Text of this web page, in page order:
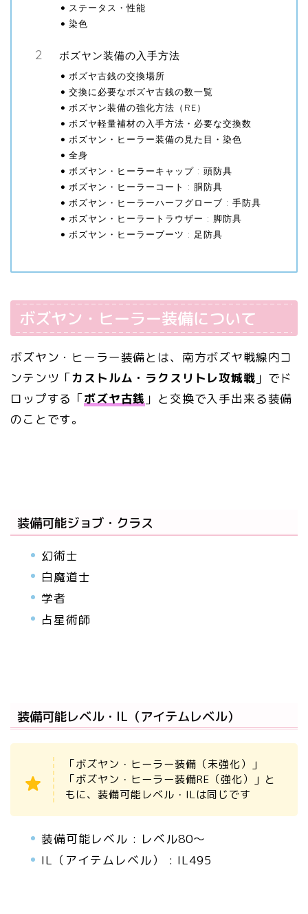
ステータス・性能
染色
ボズヤン装備の入手方法
ボズヤ古銭の交換場所
交換に必要なボズヤ古銭の数一覧
ボズヤン装備の強化方法（RE）
ボズヤ軽量補材の入手方法・必要な交換数
ボズヤン・ヒーラー装備の見た目・染色
全身
ボズヤン・ヒーラーキャップ : 頭防具
ボズヤン・ヒーラーコート : 胴防具
ボズヤン・ヒーラーハーフグローブ : 手防具
ボズヤン・ヒーラートラウザー : 脚防具
ボズヤン・ヒーラーブーツ : 足防具
ボズヤン・ヒーラー装備について
ボズヤン・ヒーラー装備とは、南方ボズヤ戦線内コ
ンテンツ「カストルム・ラクスリトレ攻城戦 」でド
ロップする「ボズヤ古銭 」と交換で入手出来る装備
のことです。
装備可能ジョブ・クラス
幻術士
白魔道士
学者
占星術師
装備可能レベル・IL（アイテムレベル）
「ボズヤン・ヒーラー装備（未強化）」
「ボズヤン・ヒーラー装備RE（強化）」と
もに、装備可能レベル・ILは同じです
装備可能レベル : レベル80～
IL（アイテムレベル） : IL495